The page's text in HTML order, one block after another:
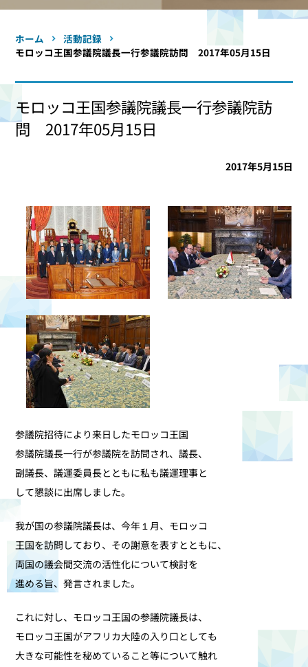
ホーム
活動記録
モロッコ王国参議院議長一行参議院訪問 2017年05月15日
モロッコ王国参議院議長一行参議院訪
問 2017年05月15日
2017年5月15日
参議院招待により来日したモロッコ王国
参議院議長一行が参議院を訪問され、議長、
副議長、議運委員長とともに私も議運理事と
して懇談に出席しました。
我が国の参議院議長は、今年１月、モロッコ
王国を訪問しており、その謝意を表すとともに、
両国の議会間交流の活性化について検討を
進める旨、発言されました。
これに対し、モロッコ王国の参議院議長は、
モロッコ王国がアフリカ大陸の入り口としても
大きな可能性を秘めていること等について触れ